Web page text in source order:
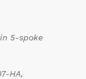
5-spoke
HA,